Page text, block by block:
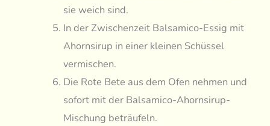
sie weich sind.
In der Zwischenzeit Balsamico-Essig mit
Ahornsirup in einer kleinen Schüssel
vermischen.
Die Rote Bete aus dem Ofen nehmen und
sofort mit der Balsamico-Ahornsirup-
Mischung beträufeln.